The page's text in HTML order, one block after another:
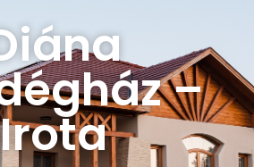
–
Irota